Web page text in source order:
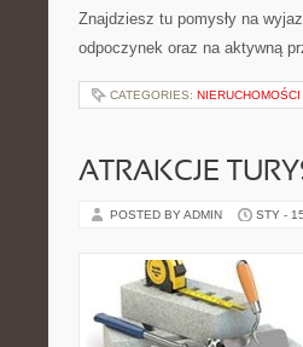
Znajdziesz tu pomysły na
odpoczynek oraz na aktywną
CATEGORIES: NIERUCHOMOŚCI
ATRAKCJE
POSTED BY ADMIN STY -